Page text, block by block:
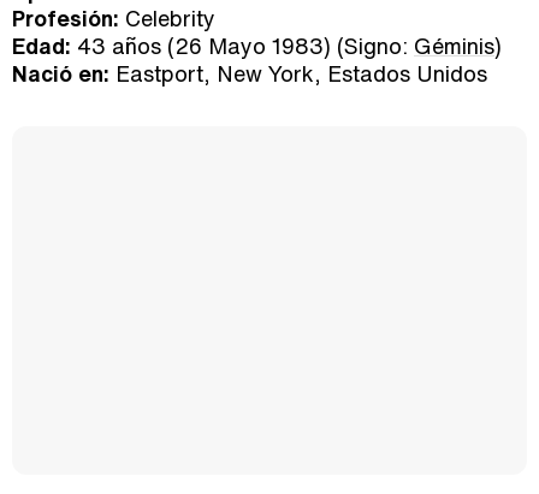
Profesión: Celebrity
Edad: 43 años (26 Mayo 1983) (Signo: Géminis)
Nació en: Eastport, New York, Estados Unidos